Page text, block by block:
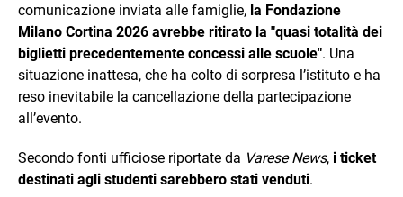
comunicazione inviata alle famiglie, la Fondazione
Milano Cortina 2026 avrebbe ritirato la "quasi totalità dei
biglietti precedentemente concessi alle scuole". Una
situazione inattesa, che ha colto di sorpresa l’istituto e ha
reso inevitabile la cancellazione della partecipazione
all’evento.
Secondo fonti ufficiose riportate da Varese News, i ticket
destinati agli studenti sarebbero stati venduti.